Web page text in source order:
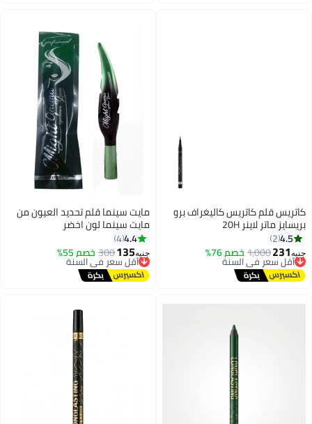
كاتريس قلم كاتريس كاليغراف برو
بريسايز ماتر لاينر 20H
4.5
2
جنيه231
1,000خصم 76%
أقل سعر في السنة
توصيل مجاني
أقل سعر في السنة
مايت سينما قلم تحديد العيون من
مايت سينما لون اخضر
4.4
4
جنيه135
300 خصم 55%
أقل سعر في السنة
توصيل مجاني
أقل سعر في السنة